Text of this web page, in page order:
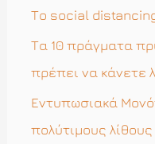
Το social
Τα 10 πράγματα
πρέπει να κάνετε
Εντυπωσιακά
πολύτιμους λίθους